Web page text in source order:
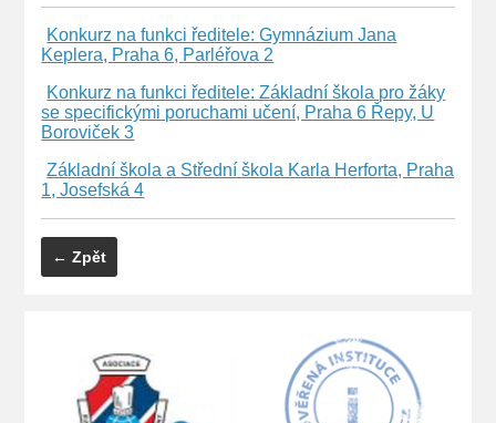
Konkurz na funkci ředitele: Gymnázium Jana
Keplera, Praha 6, Parléřova 2
Konkurz na funkci ředitele: Základní škola pro žáky
se specifickými poruchami učení, Praha 6 Řepy, U
Boroviček 3
Základní škola a Střední škola Karla Herforta, Praha
1, Josefská 4
← Zpět